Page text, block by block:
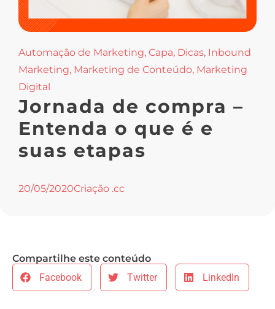
Automação de Marketing, Capa, Dicas, Inbound
Marketing, Marketing de Conteúdo, Marketing
Digital
Jornada de compra –
Entenda o que é e
suas etapas
20/05/2020Criação .cc
Compartilhe este conteúdo
Facebook
Twitter LinkedIn